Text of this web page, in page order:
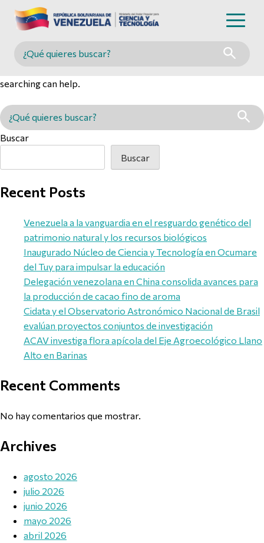
Buscar en MINCYT
searching can help.
Buscar en MINCYT
Buscar
Buscar
Recent Posts
Venezuela a la vanguardia en el resguardo genético del
patrimonio natural y los recursos biológicos
Inaugurado Núcleo de Ciencia y Tecnología en Ocumare
del Tuy para impulsar la educación
Delegación venezolana en China consolida avances para
la producción de cacao fino de aroma
Cidata y el Observatorio Astronómico Nacional de Brasil
evalúan proyectos conjuntos de investigación
ACAV investiga flora apícola del Eje Agroecológico Llano
Alto en Barinas
Recent Comments
No hay comentarios que mostrar.
Archives
agosto 2026
julio 2026
junio 2026
mayo 2026
abril 2026